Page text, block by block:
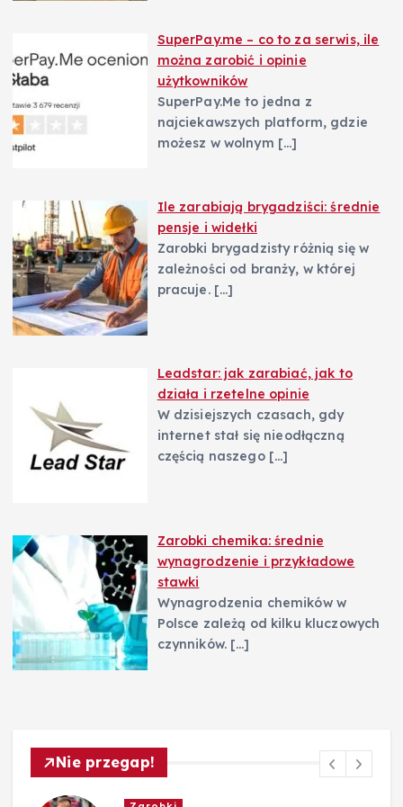
SuperPay.me – co to za serwis, ile
można zarobić i opinie
użytkowników
SuperPay.Me to jedna z
najciekawszych platform, gdzie
możesz w wolnym […]
Ile zarabiają brygadziści: średnie
pensje i widełki
Zarobki brygadzisty różnią się w
zależności od branży, w której
pracuje. […]
Leadstar: jak zarabiać, jak to
działa i rzetelne opinie
W dzisiejszych czasach, gdy
internet stał się nieodłączną
częścią naszego […]
Zarobki chemika: średnie
wynagrodzenie i przykładowe
stawki
Wynagrodzenia chemików w
Polsce zależą od kilku kluczowych
czynników. […]
Nie przegap!